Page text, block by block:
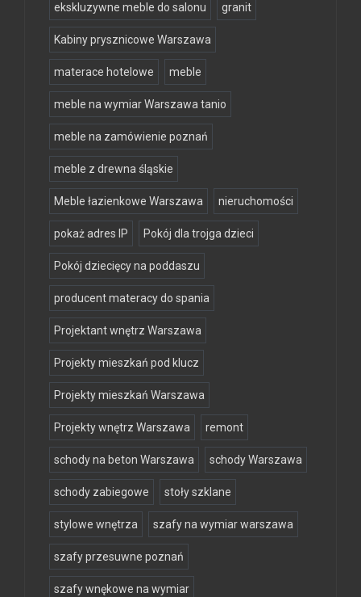
ekskluzywne meble do salonu granit
Kabiny prysznicowe Warszawa
materace hotelowe meble
meble na wymiar Warszawa tanio
meble na zamówienie poznań
meble z drewna śląskie
Meble łazienkowe Warszawa nieruchomości
pokaż adres IP Pokój dla trojga dzieci
Pokój dziecięcy na poddaszu
producent materacy do spania
Projektant wnętrz Warszawa
Projekty mieszkań pod klucz
Projekty mieszkań Warszawa
Projekty wnętrz Warszawa remont
schody na beton Warszawa schody Warszawa
schody zabiegowe stoły szklane
stylowe wnętrza szafy na wymiar warszawa
szafy przesuwne poznań
szafy wnękowe na wymiar